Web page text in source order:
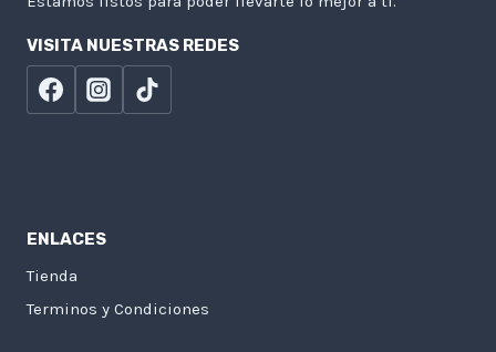
VISITA NUESTRAS REDES
ENLACES
Tienda
Terminos y Condiciones